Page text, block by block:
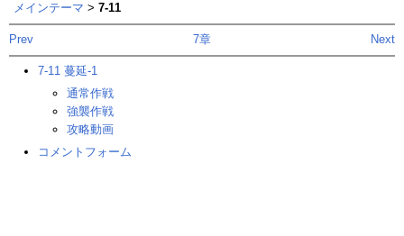
メインテーマ > 7-11
Prev Next
7章
7-11 蔓延-1
通常作戦
強襲作戦
攻略動画
コメントフォーム